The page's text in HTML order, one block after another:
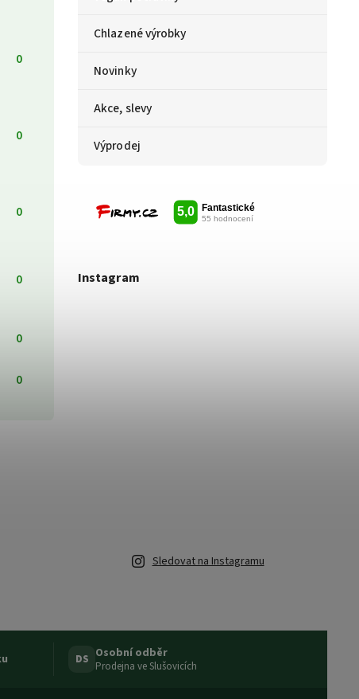
Chlazené výrobky
Novinky
Akce, slevy
Výprodej
Instagram
Sledovat na Instagramu
0
0
0
0
0
0
DS Osobní odběr
Prodejna ve Slušovicích